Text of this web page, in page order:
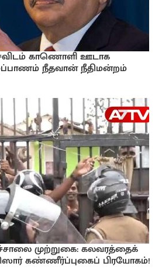
காணொளி ஊடாக
நீதவான் நீதிமன்றம்
முற்றுகை: கலவரத்தைக்
கண்ணீர்ப்புகைப் பிரயோகம்!